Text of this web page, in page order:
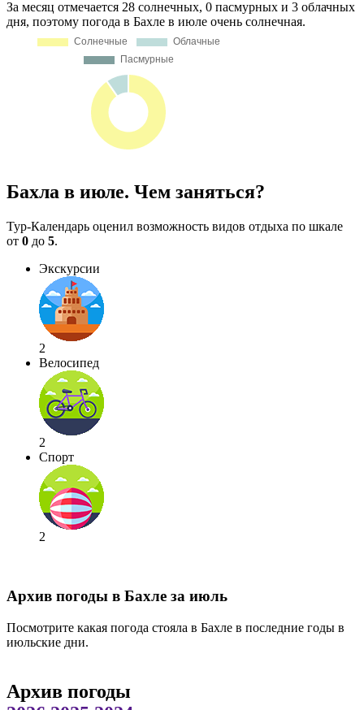
За месяц отмечается 28 солнечных, 0 пасмурных и 3 облачных
дня, поэтому погода в Бахле в июле очень солнечная.
Бахла в июле. Чем заняться?
Тур-Календарь оценил возможность видов отдыха по шкале
от 0 до 5.
Экскурсии
2
Велосипед
2
Спорт
2
Архив погоды в Бахле за июль
Посмотрите какая погода стояла в Бахле в последние годы в
июльские дни.
Архив погоды